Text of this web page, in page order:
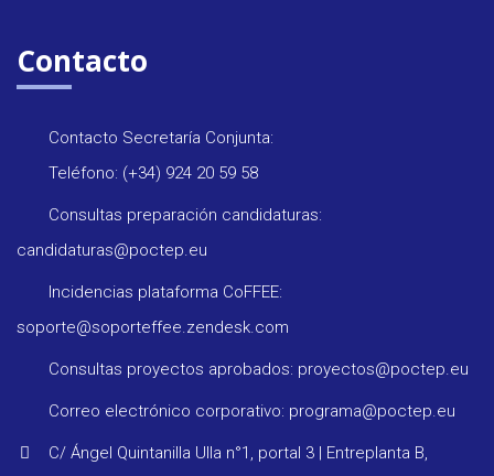
Contacto
Contacto Secretaría Conjunta:
Teléfono: (+34) 924 20 59 58
Consultas preparación candidaturas:
candidaturas@poctep.eu
Incidencias plataforma CoFFEE:
soporte@soporteffee.zendesk.com
Consultas proyectos aprobados: proyectos@poctep.eu
Correo electrónico corporativo: programa@poctep.eu
C/ Ángel Quintanilla Ulla n°1, portal 3 | Entreplanta B,